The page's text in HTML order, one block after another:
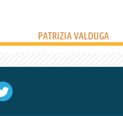
PATRIZIA VALDUGA